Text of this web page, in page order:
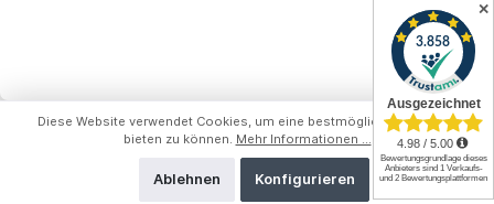
Diese Website verwendet Cookies, um eine bestmögliche Erfahrung
bieten zu können. Mehr Informationen ...
Ablehnen Konfigurieren
✕